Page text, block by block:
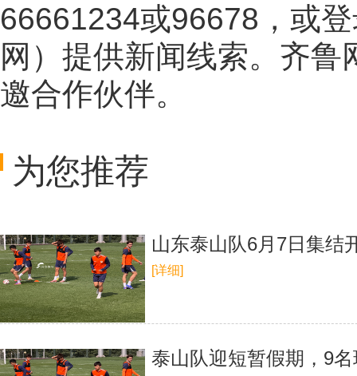
66661234或96678，或
网 ）提供新闻线索。齐鲁
邀合作伙伴。
为您推荐
山东泰山队6月7日集结
[详细]
泰山队迎短暂假期，9